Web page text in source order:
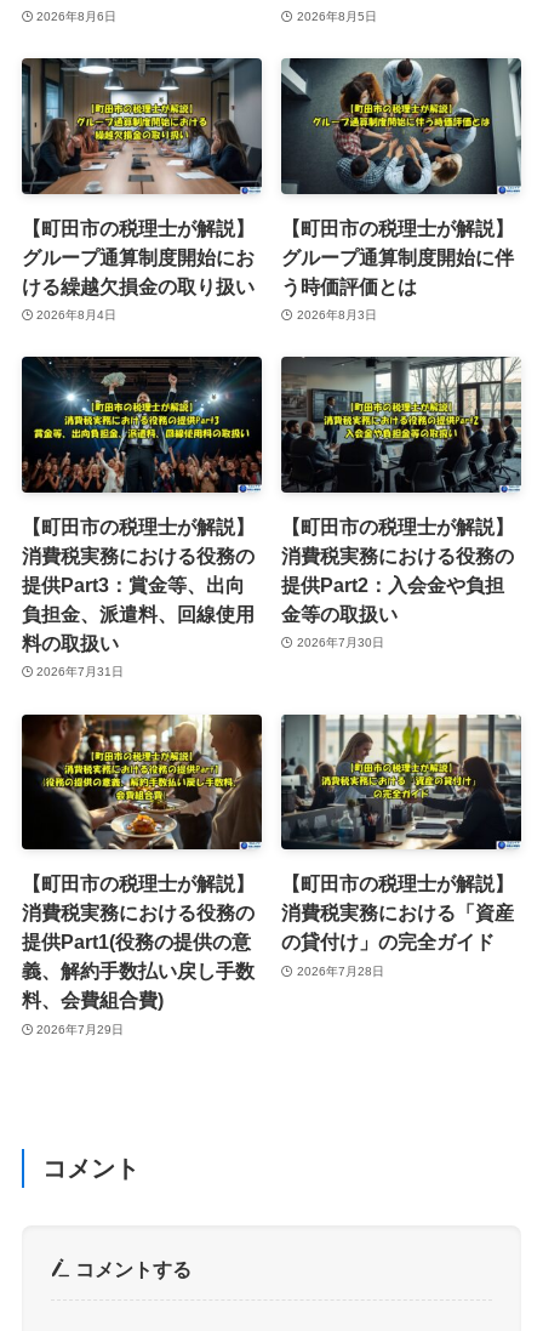
2026年8月6日 2026年8月5日
【町田市の税理士が解説】
グループ通算制度開始にお
ける繰越欠損金の取り扱い
2026年8月4日
【町田市の税理士が解説】
グループ通算制度開始に伴
う時価評価とは
2026年8月3日
【町田市の税理士が解説】
消費税実務における役務の
提供Part3：賞金等、出向
負担金、派遣料、回線使用
料の取扱い
2026年7月31日
【町田市の税理士が解説】
消費税実務における役務の
提供Part2：入会金や負担
金等の取扱い
2026年7月30日
【町田市の税理士が解説】
消費税実務における役務の
提供Part1(役務の提供の意
義、解約手数払い戻し手数
料、会費組合費)
2026年7月29日
【町田市の税理士が解説】
消費税実務における「資産
の貸付け」の完全ガイド
2026年7月28日
コメント
コメントする